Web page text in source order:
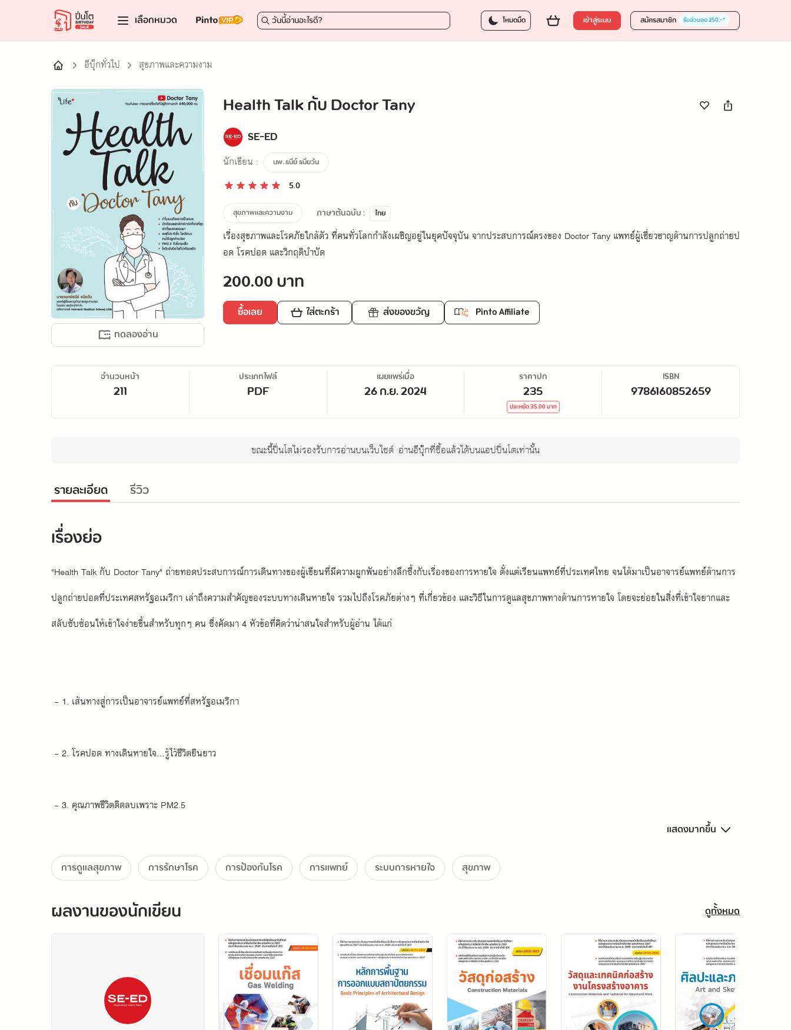
เลือกหมวด โหมดมืด เข้าสู่ระบบ สมัครสมาชิก รับส่วนลด 250.-*
200.00 บาทส่งของขวัญ ใส่ตะกร้า ซื้อเลย
อีบุ๊กทั่วไป สุขภาพและความงาม
ทดลองอ่าน
Health Talk กับ Doctor Tany
SE-ED
นักเขียน : นพ. ธนีย์ ธนียวัน
5.0
สุขภาพและความงาม ภาษาต้นฉบับ : ไทย
เรื่องสุขภาพและโรคภัยใกล้ตัว ที่คนทั่วโลกกำลังเผชิญอยู่ในยุคปัจจุบัน จากประสบการณ์ตรงของ Doctor Tany แพทย์ผู้เชี่ยวชาญด้านการปลูกถ่ายป
อด โรคปอด และวิกฤติบำบัด
200.00 บาท
ซื้อเลย ใส่ตะกร้า ส่งของขวัญ Pinto Affiliate
จำนวนหน้า
211
ประเภทไฟล์
PDF
เผยแพร่เมื่อ
26 ก.ย. 2024
ราคาปก
235
ประหยัด35.00บาท
ISBN
9786160852659
ขณะนี้ปิ่นโตไม่รองรับการอ่านบนเว็บไซต์ อ่านอีบุ๊กที่ซื้อแล้วได้บนแอปปิ่นโตเท่านั้น
รายละเอียด รีวิว
เรื่องย่อ
"Health Talk กับ Doctor Tany" ถ่ายทอดประสบการณ์การเดินทางของผู้เขียนที่มีความผูกพันอย่างลึกซึ้งกับเรื่องของการหายใจ ตั้งแต่เรียนแพทย์ที่ประเทศไทย จนได้มาเป็นอาจารย์แพทย์ด้านการ
ปลูกถ่ายปอดที่ประเทศสหรัฐอเมริกา เล่าถึงความสำคัญของระบบทางเดินหายใจ รวมไปถึงโรคภัยต่างๆ ที่เกี่ยวข้อง และวิธีในการดูแลสุขภาพทางด้านการหายใจ โดยจะย่อยในสิ่งที่เข้าใจยากและ
สลับซับซ้อนให้เข้าใจง่ายขึ้นสำหรับทุกๆ คน ซึ่งคัดมา 4 หัวข้อที่คิดว่าน่าสนใจสำหรับผู้อ่าน ได้แก่
- 1. เส้นทางสู่การเป็นอาจารย์แพทย์ที่สหรัฐอเมริกา
- 2. โรคปอด ทางเดินหายใจ...รู้ไว้ชีวิตยืนยาว
- 3. คุณภาพชีวิตติดลบเพราะ PM2.5
- 4. โควิด...ยังน่าห่วงอยู่ไหม?
- แพทย์ผู้เชี่ยวชาญด้านการปลูกถ่ายปอก โรคปอด และวิกฤติน่านัด
แสดงมากขึ้น
การดูแลสุขภาพ การรักษาโรค การป้องกันโรค การแพทย์ ระบบการหายใจ สุขภาพ
ผลงานของนักเขียน ดูทั้งหมด